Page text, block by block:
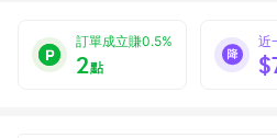
訂單成立賺0.5%
2點
近